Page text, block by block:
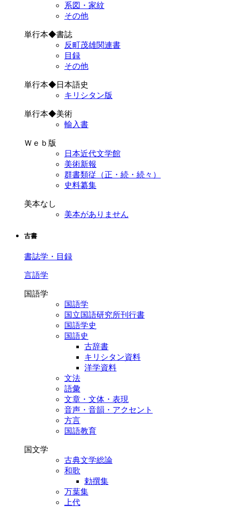
系図・家紋
その他
単行本◆書誌
反町茂雄関連書
目録
その他
単行本◆日本語史
キリシタン版
単行本◆美術
輸入書
Ｗｅｂ版
日本近代文学館
美術新報
群書類従（正・続・続々）
史料纂集
美本なし
美本がありません
古書
書誌学・目録
言語学
国語学
国語学
国立国語研究所刊行書
国語学史
国語史
古辞書
キリシタン資料
洋学資料
文法
語彙
文章・文体・表現
音声・音韻・アクセント
方言
国語教育
国文学
古典文学総論
和歌
勅撰集
万葉集
上代